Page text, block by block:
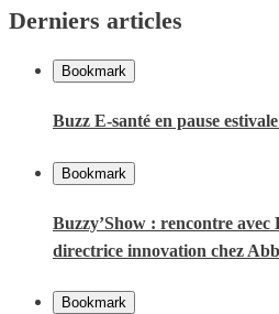
Derniers articles
Bookmark
Buzz E-santé en pause
Bookmark
Buzzy’Show : rencontre avec
directrice innovation chez
Bookmark